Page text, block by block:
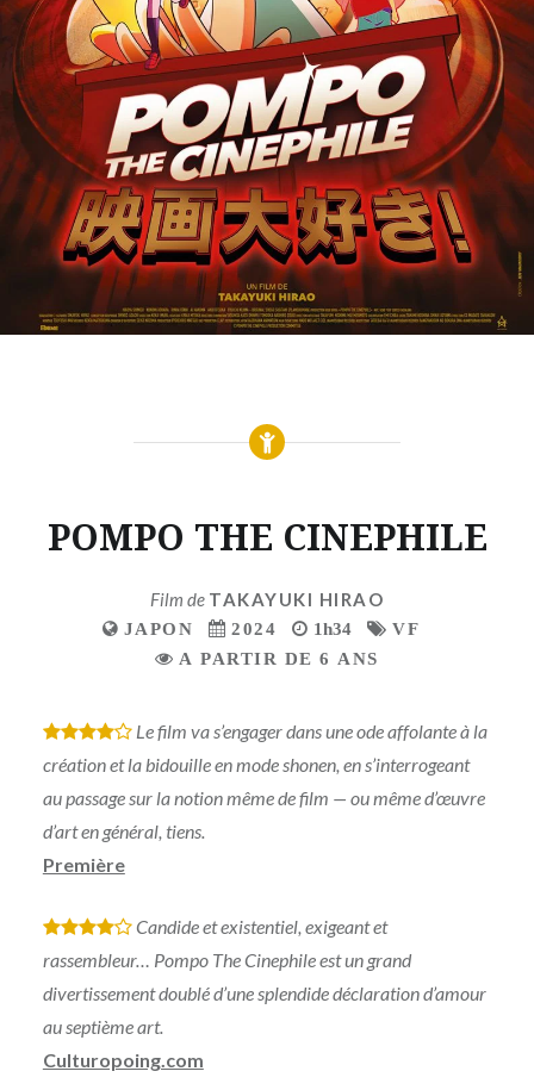
POMPO THE CINEPHILE
Film de TAKAYUKI HIRAO
JAPON 2024 1h34
VF
A PARTIR DE 6 ANS
* * * *
Le film va s’engager dans une ode affolante à la
création et la bidouille en mode shonen, en s’interrogeant
au passage sur la notion même de film — ou même d’œuvre
d’art en général, tiens.
Première
* * * *
Candide et existentiel, exigeant et
rassembleur… Pompo The Cinephile est un grand
divertissement doublé d’une splendide déclaration d’amour
au septième art.
Culturopoing.com